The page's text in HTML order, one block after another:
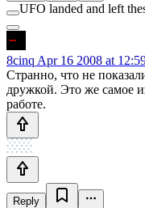
UFO landed and left
8cinq Apr 16 2008 at
Странно, что не
дружкой. Это же самое
работе.
Reply